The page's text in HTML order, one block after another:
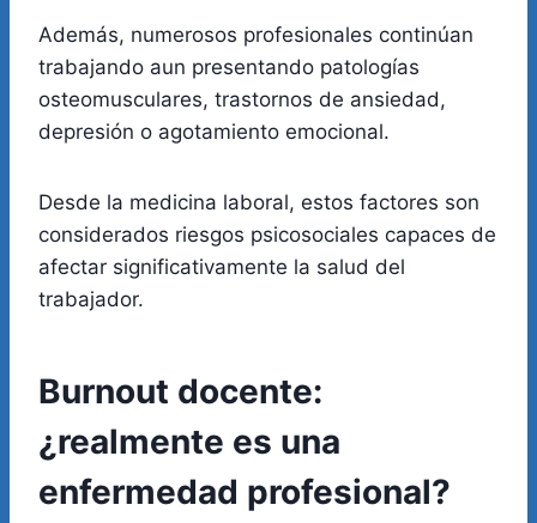
Además, numerosos profesionales continúan
trabajando aun presentando patologías
osteomusculares, trastornos de ansiedad,
depresión o agotamiento emocional.
Desde la medicina laboral, estos factores son
considerados riesgos psicosociales capaces de
afectar significativamente la salud del
trabajador.
Burnout docente:
¿realmente es una
enfermedad profesional?